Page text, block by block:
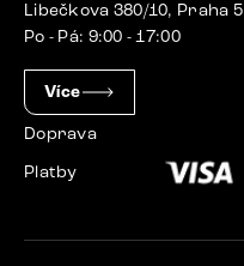
Libečkova 380/10, Praha 5
Po - Pá: 9:00 - 17:00
Více
Doprava
Platby